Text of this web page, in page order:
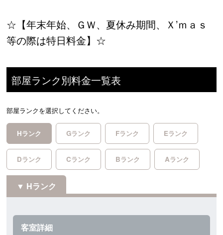
☆【年末年始、ＧＷ、夏休み期間、Ｘ’ｍａｓ
等の際は特日料金】☆
部屋ランク別料金一覧表
部屋ランクを選択してください。
Hランク Gランク Fランク Eランク
Dランク Cランク Bランク Aランク
Hランク
客室詳細